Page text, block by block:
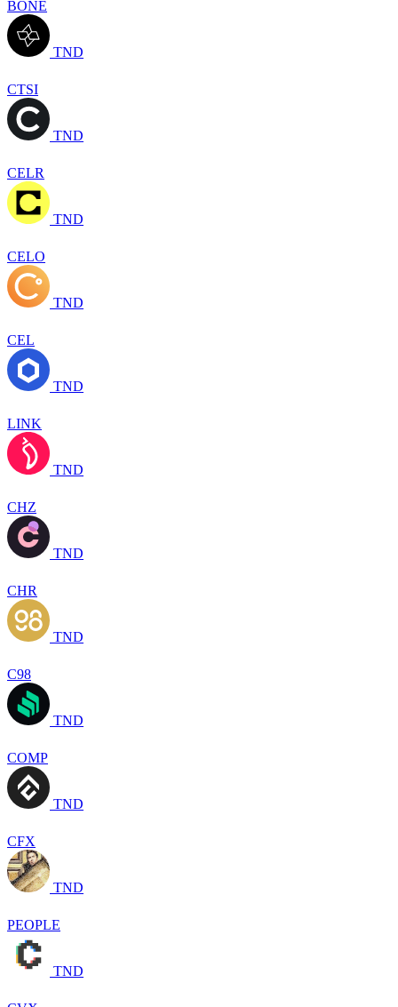
BONE
TND
CTSI
TND
CELR
TND
CELO
TND
CEL
TND
LINK
TND
CHZ
TND
CHR
TND
C98
TND
COMP
TND
CFX
TND
PEOPLE
TND